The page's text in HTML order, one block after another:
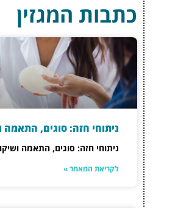
כתבות המגזין
ניתוחי חזה: סוגים, התאמה
ניתוחי חזה: סוגים, התאמה
לקריאת המאמר »